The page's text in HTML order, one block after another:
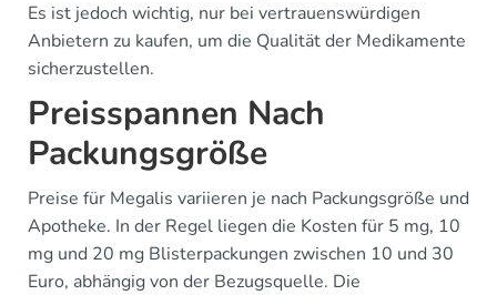
Es ist jedoch wichtig, nur bei vertrauenswürdigen
Anbietern zu kaufen, um die Qualität der Medikamente
sicherzustellen.
Preisspannen Nach
Packungsgröße
Preise für Megalis variieren je nach Packungsgröße und
Apotheke. In der Regel liegen die Kosten für 5 mg, 10
mg und 20 mg Blisterpackungen zwischen 10 und 30
Euro, abhängig von der Bezugsquelle. Die